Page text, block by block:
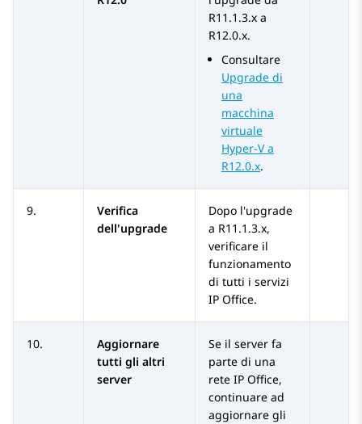
R11.1.3.x a
R12.0.x.
Consultare
Upgrade di
una
macchina
virtuale
Hyper-V a
R12.0.x.
9.
Verifica
dell'upgrade
Dopo l'upgrade
a R11.1.3.x,
verificare il
funzionamento
di tutti i servizi
IP Office.
10.
Aggiornare
tutti gli altri
server
Se il server fa
parte di una
rete IP Office,
continuare ad
aggiornare gli